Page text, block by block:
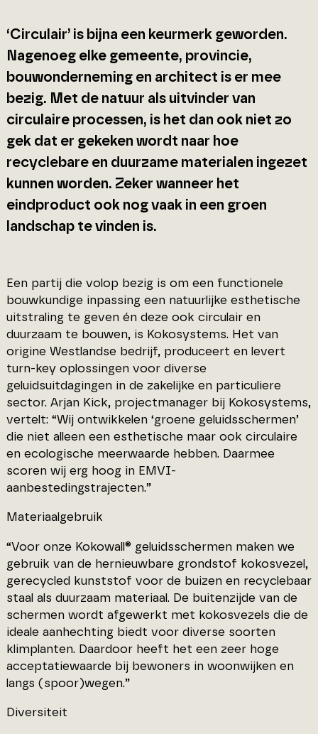
‘Circulair’ is bijna een keurmerk geworden.
Nagenoeg elke gemeente, provincie,
bouwonderneming en architect is er mee
bezig. Met de natuur als uitvinder van
circulaire processen, is het dan ook niet zo
gek dat er gekeken wordt naar hoe
recyclebare en duurzame materialen ingezet
kunnen worden. Zeker wanneer het
eindproduct ook nog vaak in een groen
landschap te vinden is.
Een partij die volop bezig is om een functionele
bouwkundige inpassing een natuurlijke esthetische
uitstraling te geven én deze ook circulair en
duurzaam te bouwen, is Kokosystems. Het van
origine Westlandse bedrijf, produceert en levert
turn-key oplossingen voor diverse
geluidsuitdagingen in de zakelijke en particuliere
sector. Arjan Kick, projectmanager bij Kokosystems,
vertelt: “Wij ontwikkelen ‘groene geluidsschermen’
die niet alleen een esthetische maar ook circulaire
en ecologische meerwaarde hebben. Daarmee
scoren wij erg hoog in EMVI-
aanbestedingstrajecten.”
Materiaalgebruik
“Voor onze Kokowall® geluidsschermen maken we
gebruik van de hernieuwbare grondstof kokosvezel,
gerecycled kunststof voor de buizen en recyclebaar
staal als duurzaam materiaal. De buitenzijde van de
schermen wordt afgewerkt met kokosvezels die de
ideale aanhechting biedt voor diverse soorten
klimplanten. Daardoor heeft het een zeer hoge
acceptatiewaarde bij bewoners in woonwijken en
langs (spoor)wegen.”
Diversiteit